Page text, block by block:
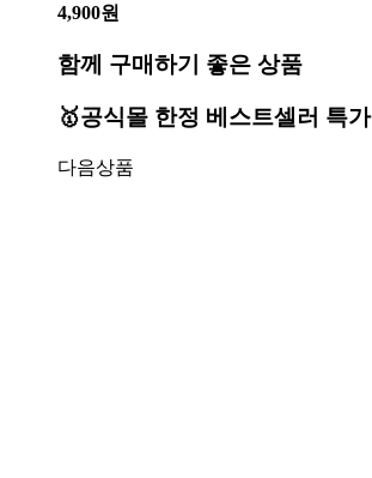
4,900원
함께 구매하기 좋은 상품
🥇공식몰 한정 베스트셀러 특가
다음상품